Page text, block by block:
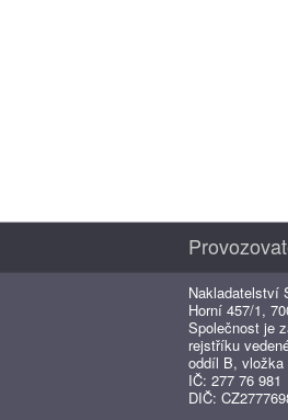
Nakladatelství
Horní 457/1,
Společnost je
rejstříku
oddíl B, vložka
IČ: 277 76 981
DIČ: